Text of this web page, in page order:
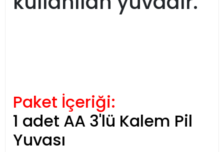
Paket İçeriği:
1 adet AA 3'lü Kalem Pil
Yuvası